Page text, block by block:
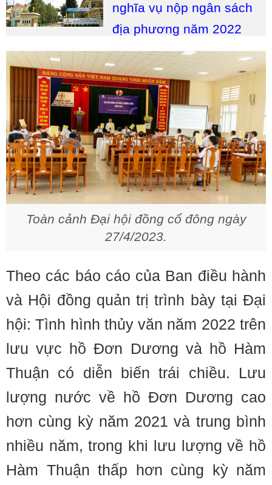
nghĩa vụ nộp ngân sách
địa phương năm 2022
Toàn cảnh Đại hội đồng cổ đông ngày
27/4/2023.
Theo các báo cáo của Ban điều hành
và Hội đồng quản trị trình bày tại Đại
hội: Tình hình thủy văn năm 2022 trên
lưu vực hồ Đơn Dương và hồ Hàm
Thuận có diễn biến trái chiều. Lưu
lượng nước về hồ Đơn Dương cao
hơn cùng kỳ năm 2021 và trung bình
nhiều năm, trong khi lưu lượng về hồ
Hàm Thuận thấp hơn cùng kỳ năm